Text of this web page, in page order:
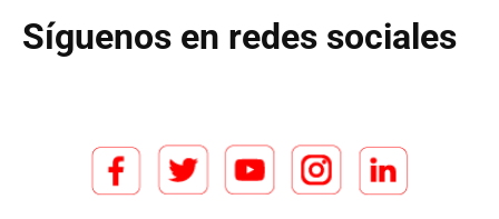
Síguenos en redes sociales